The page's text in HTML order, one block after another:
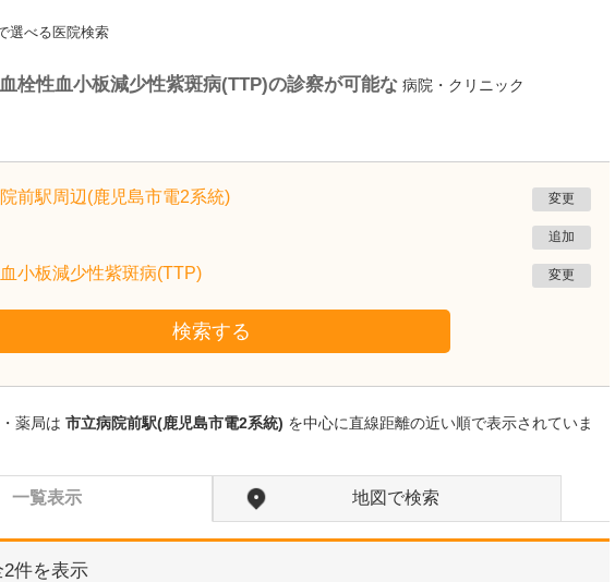
選べる医院検索
栓性血小板減少性紫斑病(TTP)の診察が可能な 病院・クリニック
前駅周辺(鹿児島市電2系統) 変更
追加
小板減少性紫斑病(TTP) 変更
検索する
薬局は 市立病院前駅(鹿児島市電2系統) を中心に直線距離の近い順で表示されていま
一覧表示 地図で検索
2件を表示
鹿児島県鹿児島市
植村病院
貴院は地域の「駆け込み寺」のような存在なの
「どんな病気やケガも拒
まずに年中無休で診る」